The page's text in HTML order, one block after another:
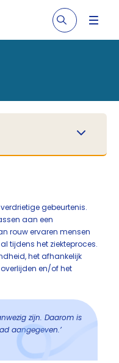
gebeurtenis.
aan een
rouw ervaren mensen
tijdens het ziekteproces.
het afhankelijk
en/of het
zijn. Daarom is
aangegeven.’